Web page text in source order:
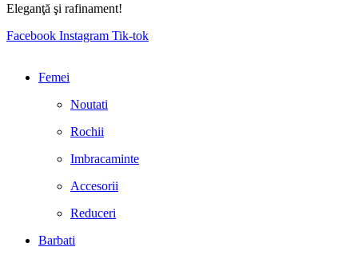
Eleganţă şi rafinament!
Facebook Instagram Tik-tok
Femei
Noutati
Rochii
Imbracaminte
Accesorii
Reduceri
Barbati